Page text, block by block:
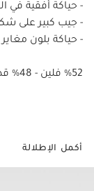
- حياكة أفقية في
- جيب كبير على
- حياكة بلون مغاير
%52 فلين - 48% قطن
أكمل الإطلالة